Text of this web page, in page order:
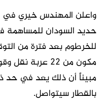
واعلن المهندس خيري في
حديد السودان للمساهمة
للخرطوم بعد فترة من
مبيناً أن ذلك يعد في حد
بالقطار سيتواصل.